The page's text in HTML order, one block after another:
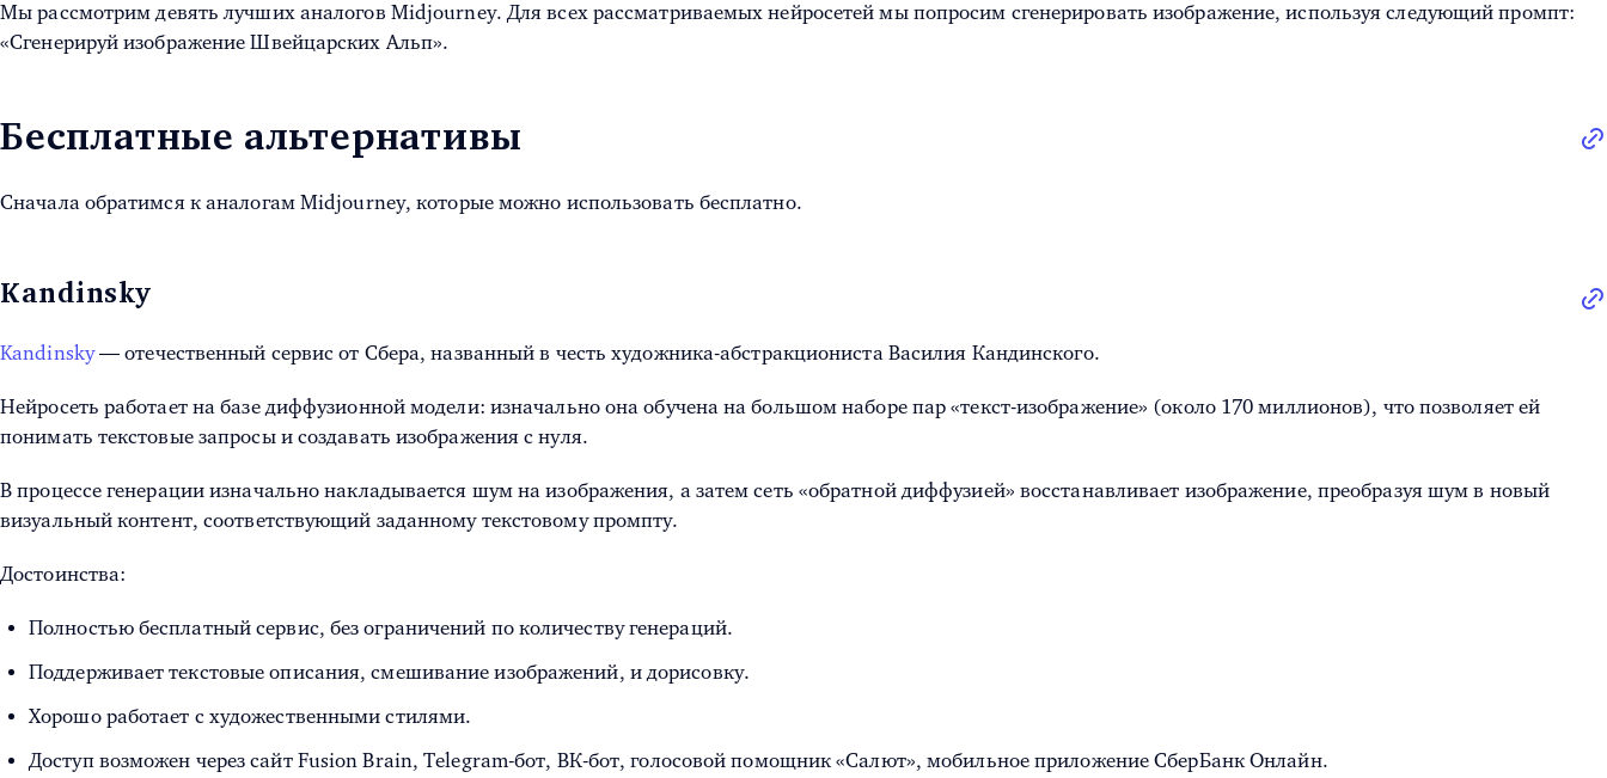
Мы рассмотрим девять лучших аналогов Midjourney. Для всех рассматриваемых нейросетей мы попросим сгенерировать изображение, используя следующий промпт:
«Сгенерируй изображение Швейцарских Альп».
Бесплатные альтернативы
Сначала обратимся к аналогам Midjourney, которые можно использовать бесплатно.
Kandinsky
Kandinsky— отечественный сервис от Сбера, названный в честь художника-абстракциониста Василия Кандинского.
Нейросеть работает на базе диффузионной модели: изначально она обучена на большом наборе пар «текст-изображение» (около 170 миллионов), что позволяет ей
понимать текстовые запросы и создавать изображения с нуля.
В процессе генерации изначально накладывается шум на изображения, а затем сеть «обратной диффузией» восстанавливает изображение, преобразуя шум в новый
визуальный контент, соответствующий заданному текстовому промпту.
Достоинства:
Полностью бесплатный сервис, без ограничений по количеству генераций.
Поддерживает текстовые описания, смешивание изображений, и дорисовку.
Хорошо работает с художественными стилями.
Доступ возможен через сайт Fusion Brain, Telegram-бот, ВК-бот, голосовой помощник «Салют», мобильное приложение СберБанк Онлайн.